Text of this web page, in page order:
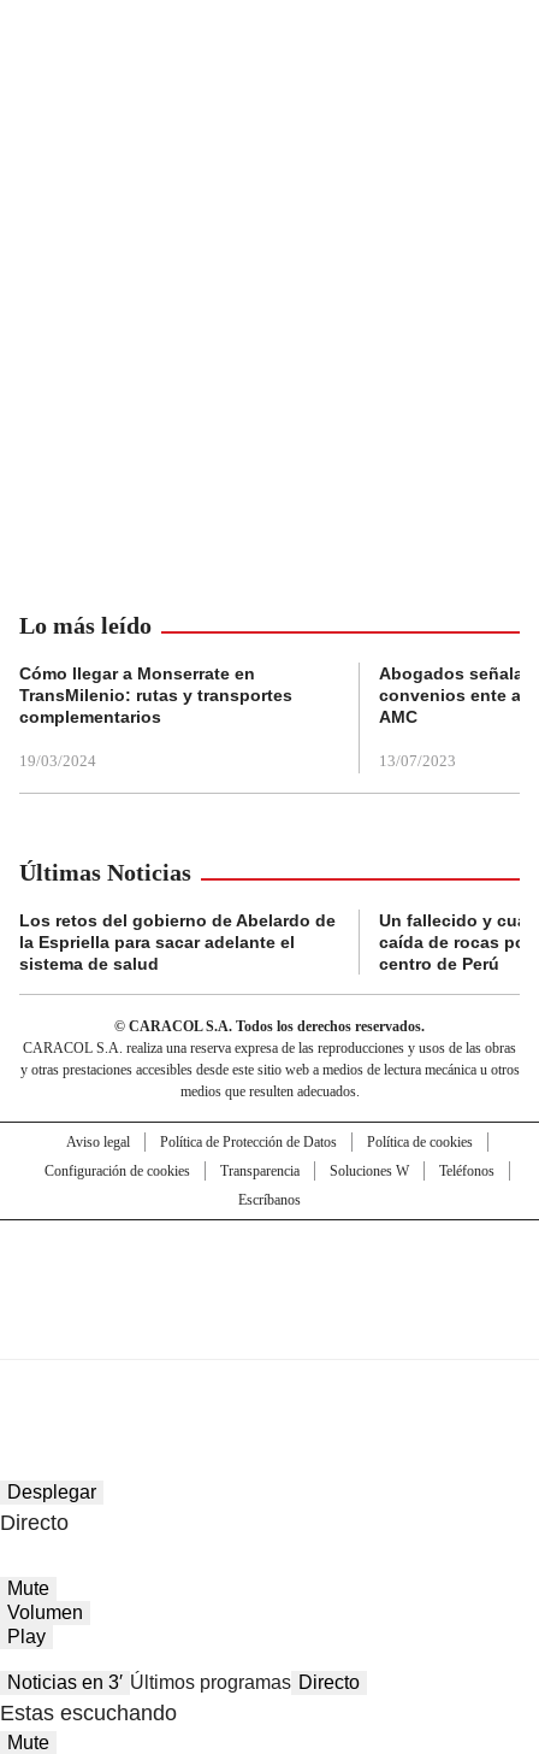
Lo más leído
Cómo llegar a Monserrate en
TransMilenio: rutas y transportes
complementarios
19/03/2024
Abogados
convenios ente
AMC
13/07/2023
Últimas Noticias
Los retos del gobierno de Abelardo de
la Espriella para sacar adelante el
sistema de salud
Un fallecido y
caída de rocas por
centro de Perú
© CARACOL S.A. Todos los derechos reservados.
CARACOL S.A. realiza una reserva expresa de las reproducciones y usos de las obras
y otras prestaciones accesibles desde este sitio web a medios de lectura mecánica u otros
medios que resulten adecuados.
Aviso legal Política de Protección de Datos
Política de cookies
Configuración de cookies
Transparencia Soluciones W
Teléfonos
Escríbanos
Desplegar
Directo
Mute
Volumen
Play
Noticias en 3′ Últimos programas Directo
Estas escuchando
Mute